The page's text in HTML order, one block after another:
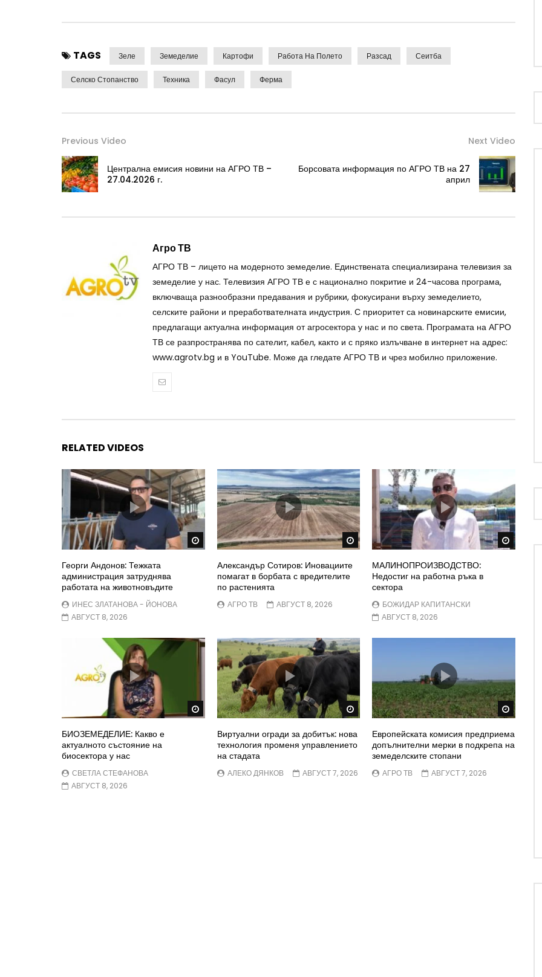
TAGS Зеле Земеделие Картофи Работа На Полето Разсад Сеитба
Селско Стопанство Техника Фасул Ферма
Previous Video
Централна емисия новини на АГРО ТВ –
27.04.2026 г.
Next Video
Борсовата информация по АГРО ТВ на 27
април
Агро ТВ
АГРО ТВ – лицето на модерното земеделие. Единствената специализирана телевизия за
земеделие у нас. Телевизия АГРО ТВ е с национално покритие и 24-часова програма,
включваща разнообразни предавания и рубрики, фокусирани върху земеделието,
селските райони и преработвателната индустрия. С приоритет са новинарските емисии,
предлагащи актуална информация от агросектора у нас и по света. Програмата на АГРО
ТВ се разпространява по сателит, кабел, както и с пряко излъчване в интернет на адрес:
www.agrotv.bg и в YouTube. Може да гледате АГРО ТВ и чрез мобилно приложение.
RELATED VIDEOS
Watch Later
Георги Андонов: Тежката
администрация затруднява
работата на животновъдите
ИНЕС ЗЛАТАНОВА - ЙОНОВА
АВГУСТ 8, 2026
Watch Later
Александър Сотиров: Иновациите
помагат в борбата с вредителите
по растенията
АГРО ТВ АВГУСТ 8, 2026
Watch
МАЛИНОПРОИЗВОДСТВО:
Недостиг на работна ръка в
сектора
БОЖИДАР КАПИТАНСКИ
АВГУСТ 8, 2026
Watch Later
БИОЗЕМЕДЕЛИЕ: Какво е
актуалното състояние на
биосектора у нас
СВЕТЛА СТЕФАНОВА
АВГУСТ 8, 2026
Watch Later
Виртуални огради за добитък: нова
технология променя управлението
на стадата
АЛЕКО ДЯНКОВ АВГУСТ 7, 2026
Watch
Европейската комисия предприема
допълнителни мерки в подкрепа на
земеделските стопани
АГРО ТВ АВГУСТ 7, 2026